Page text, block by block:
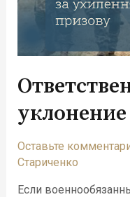
Оставьте
Стариченко
Если